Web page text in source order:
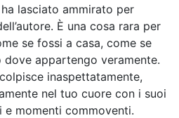
lasciato ammirato per
È una cosa rara per
se fossi a casa, come se
appartengo veramente.
inaspettatamente,
nel tuo cuore con i suoi
momenti commoventi.